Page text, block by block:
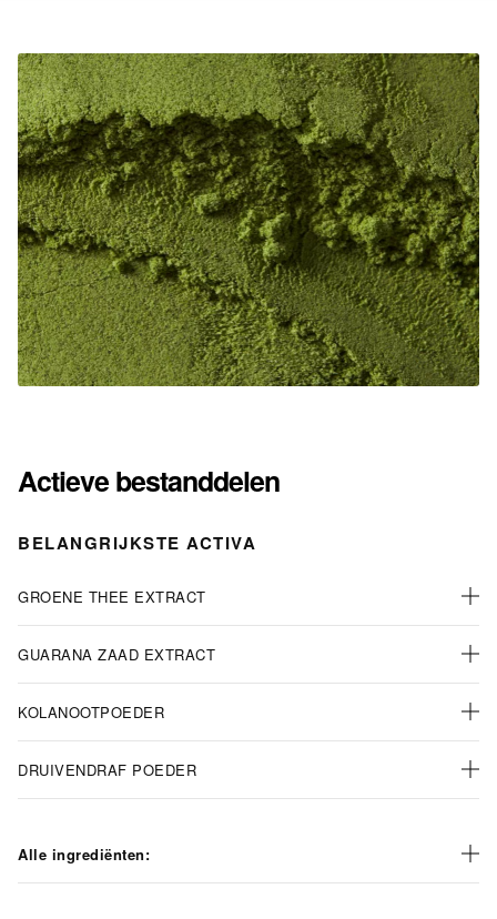
Actieve bestanddelen
BELANGRIJKSTE ACTIVA
GROENE THEE EXTRACT
GUARANA ZAAD EXTRACT
KOLANOOTPOEDER
DRUIVENDRAF POEDER
Alle ingrediënten: